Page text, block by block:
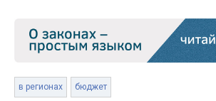
в регионах бюджет